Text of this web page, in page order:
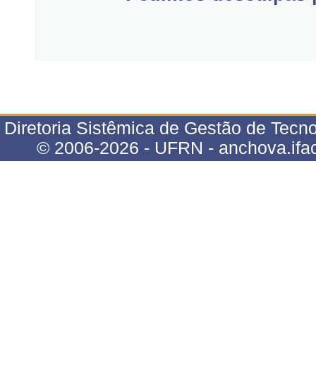
Diretoria Sistêmica de Gestão de
© 2006-2026 - UFRN -